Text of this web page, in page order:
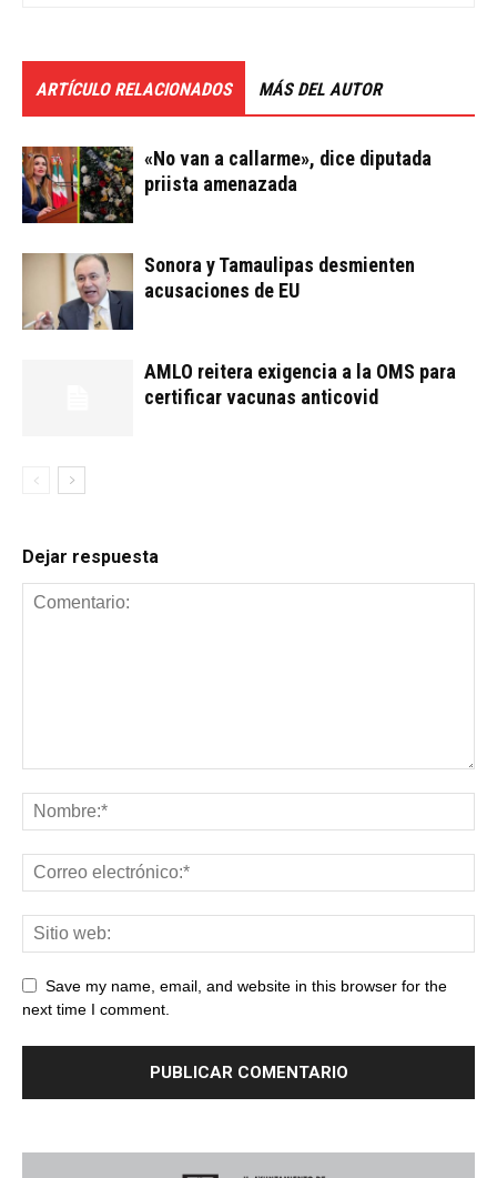
ARTÍCULO RELACIONADOS MÁS DEL AUTOR
«No van a callarme», dice diputada
priista amenazada
Sonora y Tamaulipas desmienten
acusaciones de EU
AMLO reitera exigencia a la OMS para
certificar vacunas anticovid
Dejar respuesta
Save my name, email, and website in this browser for the
next time I comment.